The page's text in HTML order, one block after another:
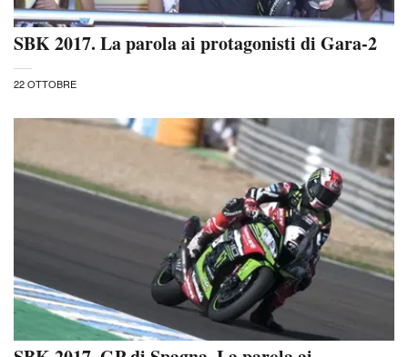
SBK 2017. La parola ai protagonisti di Gara-2
22 OTTOBRE